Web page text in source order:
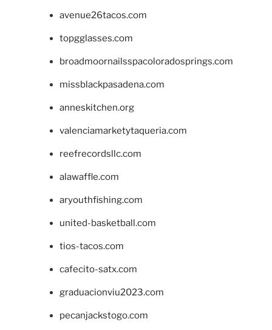
avenue26tacos.com
topgglasses.com
broadmoornailsspacoloradosprings.com
missblackpasadena.com
anneskitchen.org
valenciamarketytaqueria.com
reefrecordsllc.com
alawaffle.com
aryouthfishing.com
united-basketball.com
tios-tacos.com
cafecito-satx.com
graduacionviu2023.com
pecanjackstogo.com